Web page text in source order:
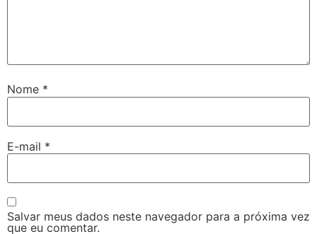
Nome *
E-mail *
Salvar meus dados neste navegador para a próxima vez
que eu comentar.